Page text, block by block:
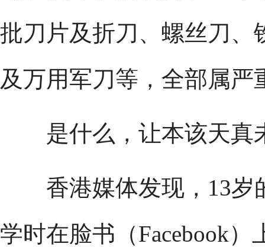
批刀片及折刀、螺丝刀、
及万用军刀等，全部属严
是什么，让本该天真
香港媒体发现，13岁
学时在脸书（Facebook